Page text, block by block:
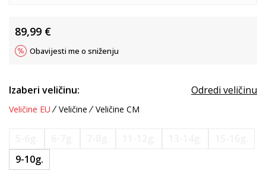
89,99 €
Obavijesti me o sniženju
Izaberi veličinu: Odredi veličinu
Veličine EU Veličine Veličine CM
9-10g.